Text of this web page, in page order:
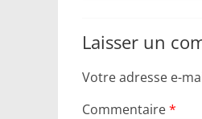
Laisser un
Votre adresse e-
Commentaire*